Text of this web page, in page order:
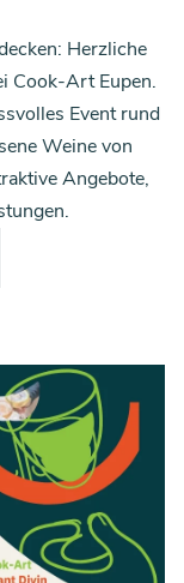
Herzliche
Cook-Art Eupen.
Event rund
Weine von
Angebote,